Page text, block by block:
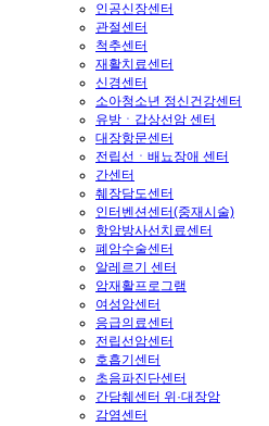
인공신장센터
관절센터
척추센터
재활치료센터
신경센터
소아청소년 정신건강센터
유방ㆍ갑상선암 센터
대장항문센터
전립선ㆍ배뇨장애 센터
간센터
췌장담도센터
인터벤션센터(중재시술)
항암방사선치료센터
폐암수술센터
알레르기 센터
암재활프로그램
여성암센터
응급의료센터
전립선암센터
호흡기센터
초음파진단센터
간담췌센터 위·대장암
감염센터